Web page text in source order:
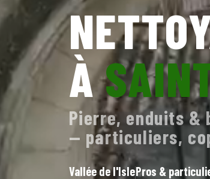
À
Pierre, enduits
— particuliers,
Vallée de l'IslePros &